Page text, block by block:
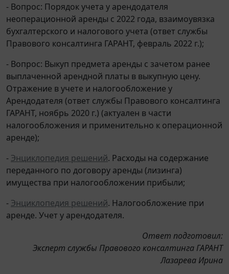
- Вопрос: Порядок учета у арендодателя
неоперационной аренды с 2022 года, взаимоувязка
бухгалтерского и налогового учета (ответ службы
Правового консалтинга ГАРАНТ, февраль 2022 г.);
- Вопрос: Выкуп предмета аренды с зачетом ранее
выплаченной арендной платы в выкупную цену.
Отражение в учете и налогообложение у
Арендодателя (ответ службы Правового консалтинга
ГАРАНТ, ноябрь 2020 г.) (актуален в части
налогообложения и применительно к операционной
аренде);
- Энциклопедия решений. Расходы на содержание
переданного по договору аренды (лизинга)
имущества при налогообложении прибыли;
- Энциклопедия решений. Налогообложение при
аренде. Учет у арендодателя.
Ответ подготовил:
Эксперт службы Правового консалтинга ГАРАНТ
Лазарева Ирина